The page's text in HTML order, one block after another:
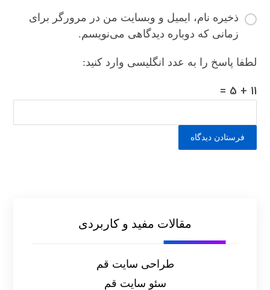
ذخیره نام، ایمیل و وبسایت من در مرورگر برای
زمانی که دوباره دیدگاهی می‌نویسم.
لطفا پاسخ را به عدد انگلیسی وارد کنید:
11 + 5 =
مقالات مفید و کاربردی
طراحی سایت قم
سئو سایت قم